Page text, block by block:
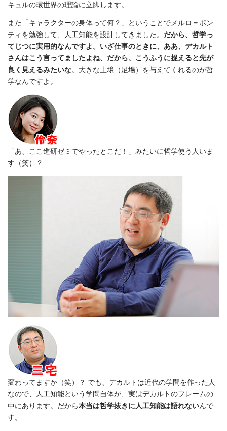
キュルの環世界の理論に立脚します。
また「キャラクターの身体って何？」ということでメルロ＝ポン
ティを勉強して、人工知能を設計してきました。 だから、哲学っ
てじつに実用的なんですよ。いざ仕事のときに、ああ、デカルト
さんはこう言ってましたよね、だから、こうふうに捉えると先が
良く見えるみたいな。大きな土壌（足場）を与えてくれるのが哲
学なんですよ。
「あ、ここ進研ゼミでやったとこだ！」みたいに哲学使う人いま
す（笑）？
変わってますか（笑）？ でも、デカルトは近代の学問を作った人
なので、人工知能という学問自体が、実はデカルトのフレームの
中にあります。だから本当は哲学抜きに人工知能は語れないんで
す。